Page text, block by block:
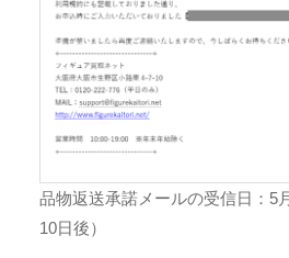
品物返送承諾メールの受信日：5
10日後）